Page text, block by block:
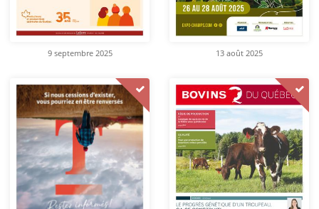
9 septembre 2025 13 août 2025